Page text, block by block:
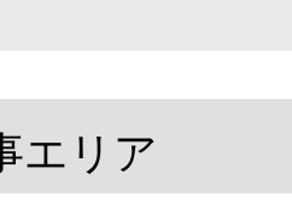
エリア